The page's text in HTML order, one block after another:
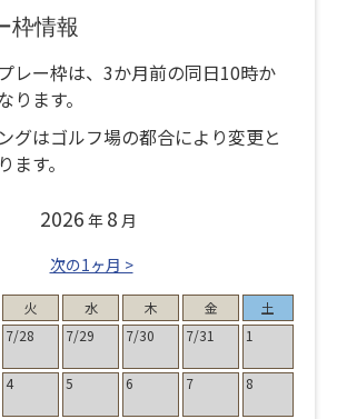
枠情報
レー枠は、3か月前の同日10時か
ります。
グはゴルフ場の都合により変更と
す。
2026 年 8 月
次の1ヶ月 >
火 水 木 金
土
7/28 7/29 7/30 7/31 1
4 5 6 7 8